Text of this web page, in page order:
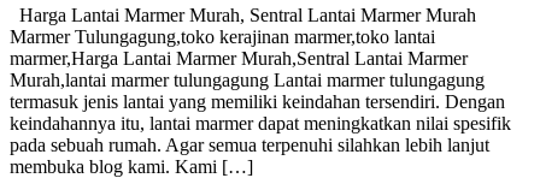
Harga Lantai Marmer Murah, Sentral Lantai Marmer Murah
Marmer Tulungagung,toko kerajinan marmer,toko lantai
marmer,Harga Lantai Marmer Murah,Sentral Lantai Marmer
Murah,lantai marmer tulungagung Lantai marmer tulungagung
termasuk jenis lantai yang memiliki keindahan tersendiri. Dengan
keindahannya itu, lantai marmer dapat meningkatkan nilai spesifik
pada sebuah rumah. Agar semua terpenuhi silahkan lebih lanjut
membuka blog kami. Kami […]